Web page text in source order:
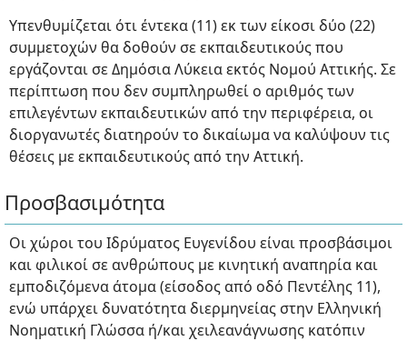
Υπενθυμίζεται ότι έντεκα (11) εκ των είκοσι δύο (22)
συμμετοχών θα δοθούν σε εκπαιδευτικούς που
εργάζονται σε Δημόσια Λύκεια εκτός Νομού Αττικής. Σε
περίπτωση που δεν συμπληρωθεί ο αριθμός των
επιλεγέντων εκπαιδευτικών από την περιφέρεια, οι
διοργανωτές διατηρούν το δικαίωμα να καλύψουν τις
θέσεις με εκπαιδευτικούς από την Αττική.
Προσβασιμότητα
Οι χώροι του Ιδρύματος Ευγενίδου είναι προσβάσιμοι
και φιλικοί σε ανθρώπους με κινητική αναπηρία και
εμποδιζόμενα άτομα (είσοδος από οδό Πεντέλης 11),
ενώ υπάρχει δυνατότητα διερμηνείας στην Ελληνική
Νοηματική Γλώσσα ή/και χειλεανάγνωσης κατόπιν